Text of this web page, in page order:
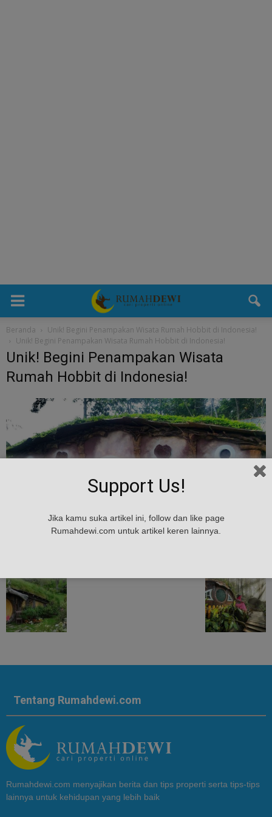
Beranda
Unik! Begini Penampakan Wisata Rumah Hobbit di Indonesia!
Unik! Begini Penampakan Wisata Rumah Hobbit di Indonesia!
Unik! Begini Penampakan Wisata
Rumah Hobbit di Indonesia!
Tentang Rumahdewi.com
Rumahdewi.com menyajikan berita dan tips properti serta tips-tips
lainnya untuk kehidupan yang lebih baik
Support Us!
Jika kamu suka artikel ini, follow dan like page
Rumahdewi.com untuk artikel keren lainnya.